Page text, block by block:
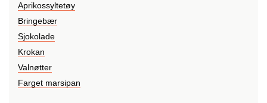
Aprikossyltetøy
Bringebær
Sjokolade
Krokan
Valnøtter
Farget marsipan